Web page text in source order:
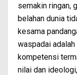
semakin ringan,
belahan dunia
kesama
waspadai
kompetensi
nilai dan